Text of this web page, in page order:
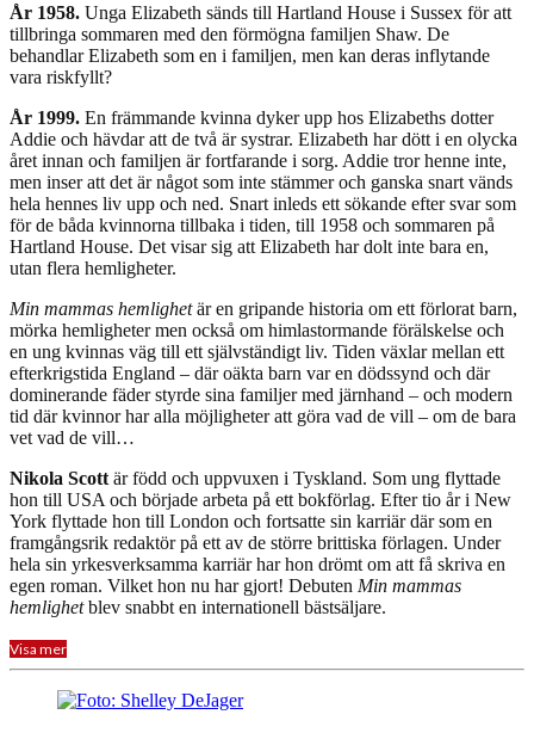
År 1958. Unga Elizabeth sänds till Hartland House i Sussex för att
tillbringa sommaren med den förmögna familjen Shaw. De
behandlar Elizabeth som en i familjen, men kan deras inflytande
vara riskfyllt?
År 1999. En främmande kvinna dyker upp hos Elizabeths dotter
Addie och hävdar att de två är systrar. Elizabeth har dött i en olycka
året innan och familjen är fortfarande i sorg. Addie tror henne inte,
men inser att det är något som inte stämmer och ganska snart vänds
hela hennes liv upp och ned. Snart inleds ett sökande efter svar som
för de båda kvinnorna tillbaka i tiden, till 1958 och sommaren på
Hartland House. Det visar sig att Elizabeth har dolt inte bara en,
utan flera hemligheter.
Min mammas hemlighetär en gripande historia om ett förlorat barn,
mörka hemligheter men också om himlastormande förälskelse och
en ung kvinnas väg till ett självständigt liv. Tiden växlar mellan ett
efterkrigstida England – där oäkta barn var en dödssynd och där
dominerande fäder styrde sina familjer med järnhand – och modern
tid där kvinnor har alla möjligheter att göra vad de vill – om de bara
vet vad de vill…
Nikola Scott är född och uppvuxen i Tyskland. Som ung flyttade
hon till USA och började arbeta på ett bokförlag. Efter tio år i New
York flyttade hon till London och fortsatte sin karriär där som en
framgångsrik redaktör på ett av de större brittiska förlagen. Under
hela sin yrkesverksamma karriär har hon drömt om att få skriva en
egen roman. Vilket hon nu har gjort! Debuten Min mammas
hemlighetblev snabbt en internationell bästsäljare.
Visa mer